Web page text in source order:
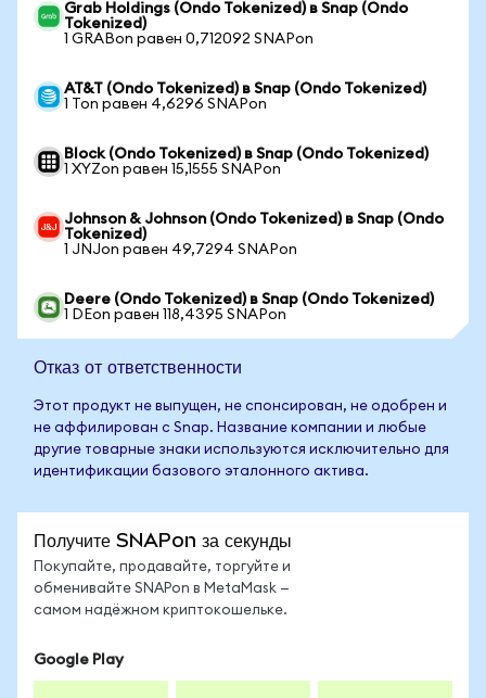
Grab Holdings (Ondo Tokenized) в Snap (Ondo
Tokenized)
1 GRABon равен 0,712092 SNAPon
AT&T (Ondo Tokenized) в Snap (Ondo Tokenized)
1 Ton равен 4,6296 SNAPon
Block (Ondo Tokenized) в Snap (Ondo Tokenized)
1 XYZon равен 15,1555 SNAPon
Johnson & Johnson (Ondo Tokenized) в Snap (Ondo
Tokenized)
1 JNJon равен 49,7294 SNAPon
Deere (Ondo Tokenized) в Snap (Ondo Tokenized)
1 DEon равен 118,4395 SNAPon
Отказ от ответственности
Этот продукт не выпущен, не спонсирован, не одобрен и
не аффилирован с Snap. Название компании и любые
другие товарные знаки используются исключительно для
идентификации базового эталонного актива.
Получите SNAPon за секунды
Покупайте, продавайте, торгуйте и
обменивайте SNAPon в MetaMask —
самом надёжном криптокошельке.
Google Play